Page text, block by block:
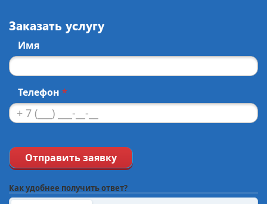
Заказать услугу
Имя
Телефон *
Отправить заявку
Как удобнее получить ответ?